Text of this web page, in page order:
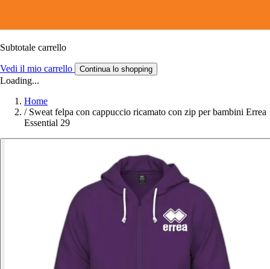
Subtotale carrello
Vedi il mio carrello Continua lo shopping
Loading...
Home
/ Sweat felpa con cappuccio ricamato con zip per bambini Errea
Essential 29